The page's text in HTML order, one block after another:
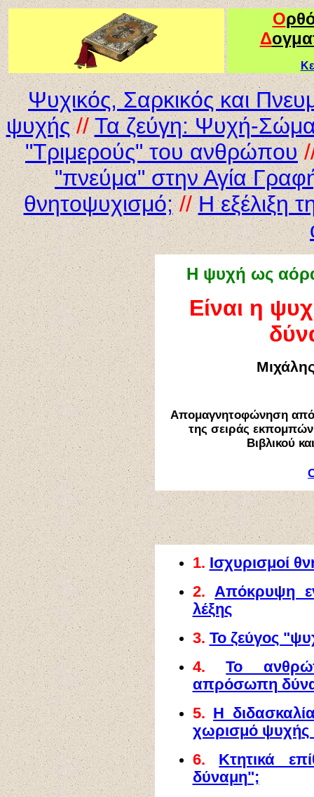
Ο
Δ
Ψυχικός, Σαρκικός και
ψυχής // Τα ζεύγη: Ψυχή-
"Τριμερούς" του ανθρώπου
"πνεύμα" στην Αγία
θνητοψυχισμό; // Η εξέλιξη
Η ψυχή ως
Είναι η
Απομαγνητοφώνηση από
της σειράς
Βιβλικού
1. Ισχυρισμοί
2.Απόκρυψη
λέξης
3. Το ζεύγος
4.Το
απρόσωπη
5. Η
χωρισμό ψυχής
6. Κτητικά
δύναμη";